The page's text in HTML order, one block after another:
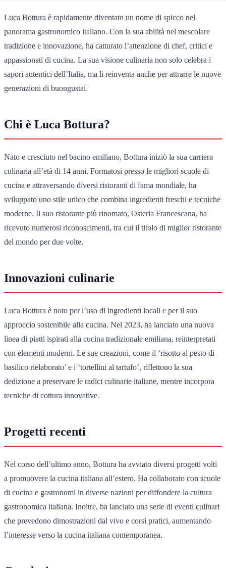
Luca Bottura è rapidamente diventato un nome di spicco nel
panorama gastronomico italiano. Con la sua abilità nel mescolare
tradizione e innovazione, ha catturato l’attenzione di chef, critici e
appassionati di cucina. La sua visione culinaria non solo celebra i
sapori autentici dell’Italia, ma li reinventa anche per attrarre le nuove
generazioni di buongustai.
Chi è Luca Bottura?
Nato e cresciuto nel bacino emiliano, Bottura iniziò la sua carriera
culinaria all’età di 14 anni. Formatosi presso le migliori scuole di
cucina e attraversando diversi ristoranti di fama mondiale, ha
sviluppato uno stile unico che combina ingredienti freschi e tecniche
moderne. Il suo ristorante più rinomato, Osteria Francescana, ha
ricevuto numerosi riconoscimenti, tra cui il titolo di miglior ristorante
del mondo per due volte.
Innovazioni culinarie
Luca Bottura è noto per l’uso di ingredienti locali e per il suo
approccio sostenibile alla cucina. Nel 2023, ha lanciato una nuova
linea di piatti ispirati alla cucina tradizionale emiliana, reinterpretati
con elementi moderni. Le sue creazioni, come il ‘risotto al pesto di
basilico rielaborato’ e i ‘tortellini al tartufo’, riflettono la sua
dedizione a preservare le radici culinarie italiane, mentre incorpora
tecniche di cottura innovative.
Progetti recenti
Nel corso dell’ultimo anno, Bottura ha avviato diversi progetti volti
a promuovere la cucina italiana all’estero. Ha collaborato con scuole
di cucina e gastronomi in diverse nazioni per diffondere la cultura
gastronomica italiana. Inoltre, ha lanciato una serie di eventi culinari
che prevedono dimostrazioni dal vivo e corsi pratici, aumentando
l’interesse verso la cucina italiana contemporanea.